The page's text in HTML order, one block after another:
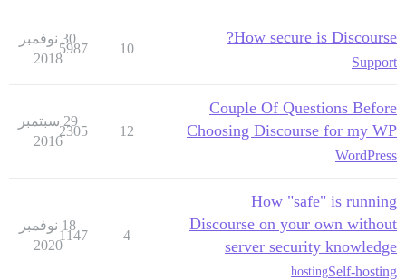
How secure is Discourse?
Support
10
5987
30 نوفمبر
2018
Couple Of Questions Before
Choosing Discourse for my WP
WordPress
12
2305
29 سبتمبر
2016
How "safe" is running
Discourse on your own without
server security knowledge
Self-hosting
hosting
4
1147
18 نوفمبر
2020